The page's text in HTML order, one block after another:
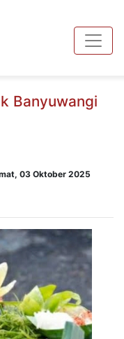
Banyuwangi
03 Oktober 2025